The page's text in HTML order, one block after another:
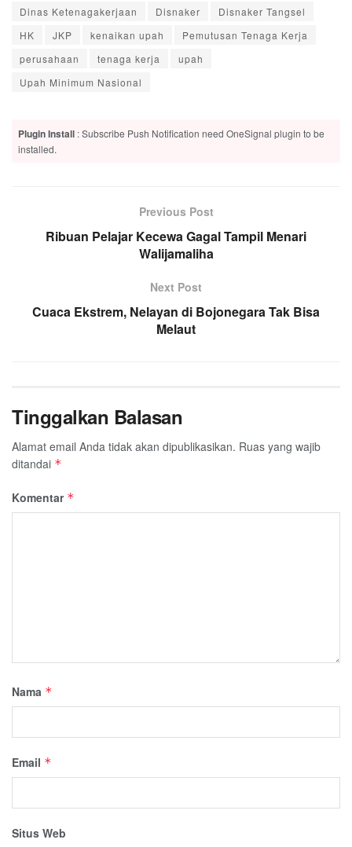
Dinas Ketenagakerjaan
Disnaker
Disnaker Tangsel
HK
JKP kenaikan upah
Pemutusan Tenaga Kerja
perusahaan
tenaga kerja
upah
Upah Minimum Nasional
Plugin Install : Subscribe Push Notification need OneSignal plugin to be
installed.
Previous Post
Ribuan Pelajar Kecewa Gagal Tampil Menari
Walijamaliha
Next Post
Cuaca Ekstrem, Nelayan di Bojonegara Tak Bisa
Melaut
Tinggalkan Balasan
Alamat email Anda tidak akan dipublikasikan. Ruas yang wajib
ditandai *
Komentar *
Nama *
Email *
Situs Web